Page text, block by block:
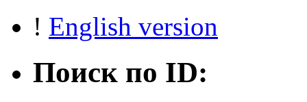
! English version
Поиск по ID: